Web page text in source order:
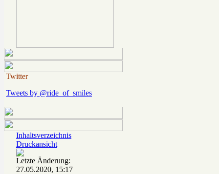
Twitter
Tweets by @ride_of_smiles
Inhaltsverzeichnis
Druckansicht
Letzte Änderung:
27.05.2020, 15:17